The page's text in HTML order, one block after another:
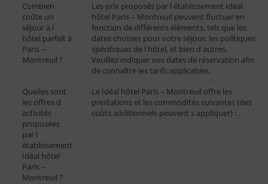
Combien
coûte un
séjour à l
hôtel parfait à
Paris –
Montreuil ?
Les prix proposés par l établissement Idéal
hôtel Paris – Montreuil peuvent fluctuer en
fonction de différents éléments, tels que les
dates choisies pour votre séjour, les politiques
spécifiques de l hôtel, et bien d autres.
Veuillez indiquer vos dates de réservation afin
de connaître les tarifs applicables.
Quelles sont
les offres d
activités
proposées
par l
établissement
Idéal hôtel
Paris –
Montreuil ?
Le Idéal hôtel Paris – Montreuil offre les
prestations et les commodités suivantes (des
coûts additionnels peuvent s appliquer) : .